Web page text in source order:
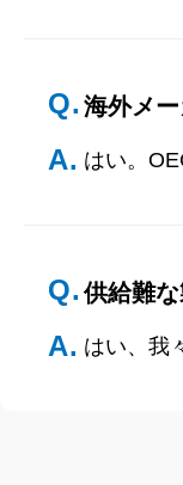
Q. 海外メ
A. はい。
Q. 供給難
A. はい、我